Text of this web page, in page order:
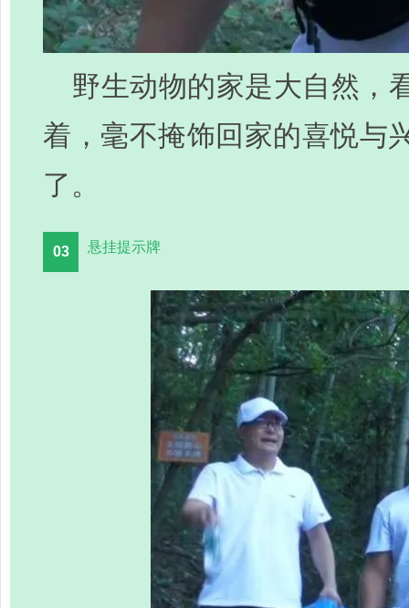
野生动物的家是大自然，
着，毫不掩饰回家的喜悦与
了。
03 悬挂提示牌